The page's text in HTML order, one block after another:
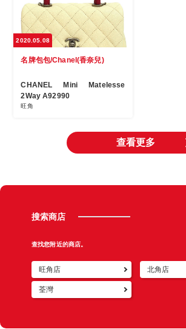
2020.05.08
名牌包包/Chanel(香奈兒)
CHANEL Mini Matelesse
2Way A92990
旺角
查看更多
搜索商店
查找您附近的商店。
旺角店 北角店
荃灣